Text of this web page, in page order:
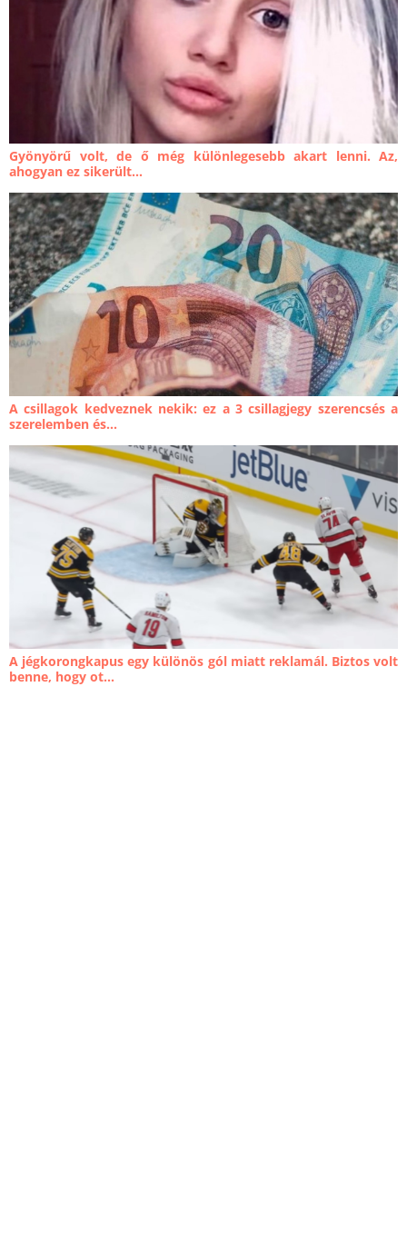
Gyönyörű volt, de ő még különlegesebb akart lenni. Az,
ahogyan ez sikerült...
A csillagok kedveznek nekik: ez a 3 csillagjegy szerencsés a
szerelemben és...
A jégkorongkapus egy különös gól miatt reklamál. Biztos volt
benne, hogy ot...